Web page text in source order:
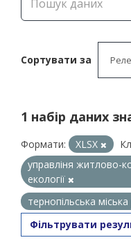
Сортувати за
1 набір даних
Формати: XLSX
управліня житлово-
екології
тернопільська
Фільтрувати